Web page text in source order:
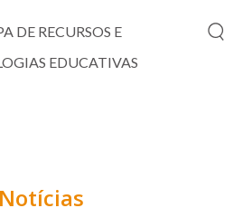
DE RECURSOS E
EDUCATIVAS
Notícias